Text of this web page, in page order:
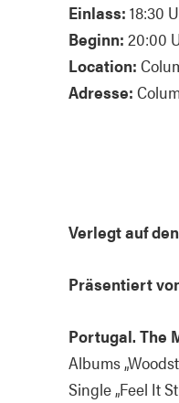
Einlass: 18:30
Beginn: 20:00
Location:
Adresse:
Verlegt auf den
Präsentiert
Portugal. The
Albums
Single „Feel It